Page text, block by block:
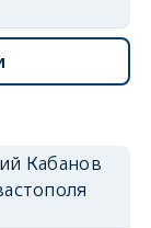
Кабанов